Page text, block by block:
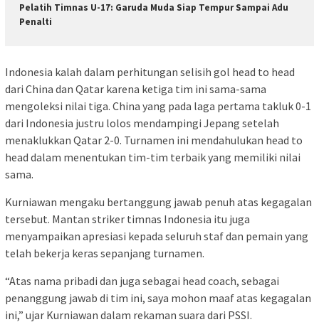
Pelatih Timnas U-17: Garuda Muda Siap Tempur Sampai Adu
Penalti
Indonesia kalah dalam perhitungan selisih gol head to head
dari China dan Qatar karena ketiga tim ini sama-sama
mengoleksi nilai tiga. China yang pada laga pertama takluk 0-1
dari Indonesia justru lolos mendampingi Jepang setelah
menaklukkan Qatar 2-0. Turnamen ini mendahulukan head to
head dalam menentukan tim-tim terbaik yang memiliki nilai
sama.
Kurniawan mengaku bertanggung jawab penuh atas kegagalan
tersebut. Mantan striker timnas Indonesia itu juga
menyampaikan apresiasi kepada seluruh staf dan pemain yang
telah bekerja keras sepanjang turnamen.
“Atas nama pribadi dan juga sebagai head coach, sebagai
penanggung jawab di tim ini, saya mohon maaf atas kegagalan
ini,” ujar Kurniawan dalam rekaman suara dari PSSI.